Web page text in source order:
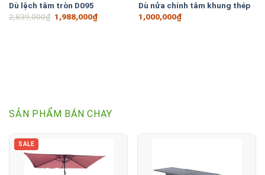
Dù lệch tâm tròn D095
2,839,000₫ Giá
gốc
1,988,000₫Giá
hiện
Dù nửa chính tâm khung thép
1,000,000₫
SẢN PHẨM BÁN CHẠY
SALE